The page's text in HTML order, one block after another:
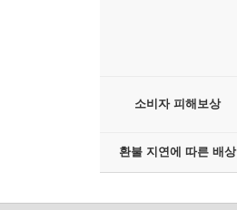
소비자 피해보상
환불 지연에 따른 배상